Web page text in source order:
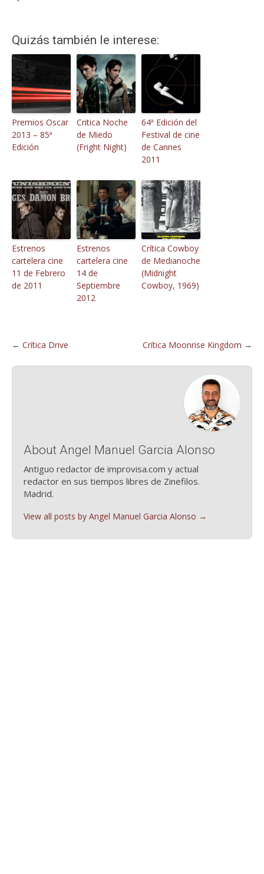
Quizás también le interese:
Premios Oscar
2013 – 85ª
Edición
Critica Noche
de Miedo
(Fright Night)
64ª Edición del
Festival de cine
de Cannes
2011
Estrenos
cartelera cine
11 de Febrero
de 2011
Estrenos
cartelera cine
14 de
Septiembre
2012
Crítica Cowboy
de Medianoche
(Midnight
Cowboy, 1969)
Crítica Moonrise Kingdom →
← Crítica Drive
About Angel Manuel Garcia Alonso
Antiguo redactor de improvisa.com y actual
redactor en sus tiempos libres de Zinefilos.
Madrid.
View all posts by Angel Manuel Garcia Alonso →